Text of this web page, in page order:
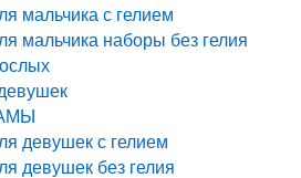
мальчика с гелием
мальчика наборы без гелия
девушек с гелием
девушек без гелия